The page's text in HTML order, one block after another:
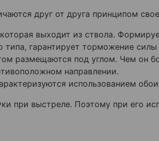
друг от друга принципом
выходит из ствола.
типа, гарантирует торможение силы
размещаются под углом. Чем он
направлении.
использованием
при выстреле. Поэтому при его